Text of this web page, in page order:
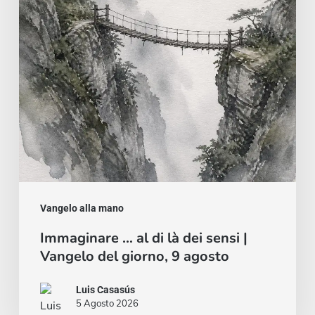
Vangelo alla mano
là
dei
sensi
|
Vangelo
del
giorno,
agosto
Immaginare … al di là dei sensi |
Vangelo del giorno, 9 agosto
Luis Casasús
5 Agosto 2026